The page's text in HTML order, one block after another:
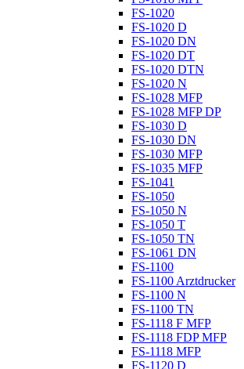
FS-1020
FS-1020 D
FS-1020 DN
FS-1020 DT
FS-1020 DTN
FS-1020 N
FS-1028 MFP
FS-1028 MFP DP
FS-1030 D
FS-1030 DN
FS-1030 MFP
FS-1035 MFP
FS-1041
FS-1050
FS-1050 N
FS-1050 T
FS-1050 TN
FS-1061 DN
FS-1100
FS-1100 Arztdrucker
FS-1100 N
FS-1100 TN
FS-1118 F MFP
FS-1118 FDP MFP
FS-1118 MFP
FS-1120 D